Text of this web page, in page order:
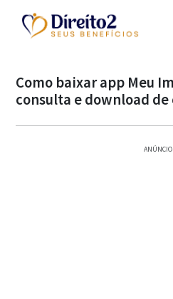
Como baixar app Meu
consulta e download